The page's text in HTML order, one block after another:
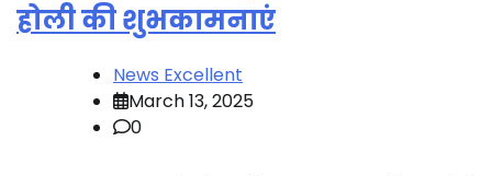
होली की शुभकामनाएं
News Excellent
March 13, 2025
0